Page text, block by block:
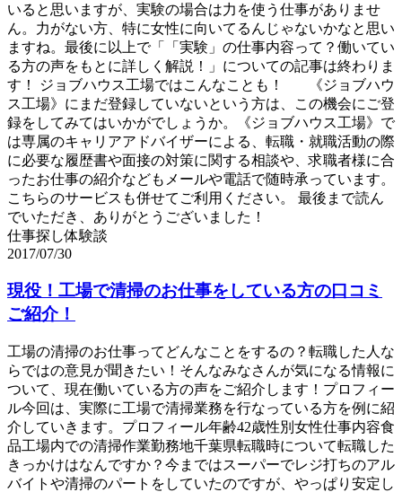
いると思いますが、実験の場合は力を使う仕事がありませ
ん。力がない方、特に女性に向いてるんじゃないかなと思い
ますね。最後に以上で「「実験」の仕事内容って？働いてい
る方の声をもとに詳しく解説！」についての記事は終わりま
す！ ジョブハウス工場ではこんなことも！ 《ジョブハウ
ス工場》にまだ登録していないという方は、この機会にご登
録をしてみてはいかがでしょうか。《ジョブハウス工場》で
は専属のキャリアアドバイザーによる、転職・就職活動の際
に必要な履歴書や面接の対策に関する相談や、求職者様に合
ったお仕事の紹介などもメールや電話で随時承っています。
こちらのサービスも併せてご利用ください。 最後まで読ん
でいただき、ありがとうございました！
仕事探し体験談
2017/07/30
現役！工場で清掃のお仕事をしている方の口コミ
ご紹介！
工場の清掃のお仕事ってどんなことをするの？転職した人な
らではの意見が聞きたい！そんなみなさんが気になる情報に
ついて、現在働いている方の声をご紹介します！プロフィー
ル今回は、実際に工場で清掃業務を行なっている方を例に紹
介していきます。プロフィール年齢42歳性別女性仕事内容食
品工場内での清掃作業勤務地千葉県転職時について転職した
きっかけはなんですか？今まではスーパーでレジ打ちのアル
バイトや清掃のパートをしていたのですが、やっぱり安定し